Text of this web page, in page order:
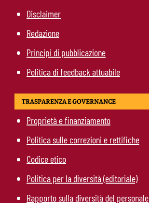
Disclaimer
Redazione
Principi di pubblicazione
Politica di feedback attuabile
TRASPARENZA E GOVERNANCE
Proprietà e finanziamento
Politica sulle correzioni e rettifiche
Codice etico
Politica per la diversità (editoriale)
Rapporto sulla diversità del personale